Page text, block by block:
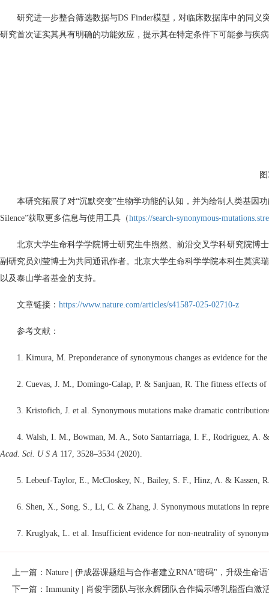
研究进一步整合筛选数据与DS Finder模型，对临床数据库中的同义
研究首次证实其具有明确的功能效应，提示其在特定条件下可能参与疾
图
本研究拓展了对“沉默突变”生物学功能的认知，并为绘制人类基因
Silence”获取更多信息与使用工具（https://search-synonymous-
北京大学生命科学学院博士研究生牛煦然、前沿交叉学科研究院博
副研究员刘莹博士为共同通讯作者。北京大学生命科学学院本科生莫滨
以及泰山学者基金的支持。
文章链接： https://www.nature.com/articles/s41587-025-02710-z
参考文献：
1. Kimura, M. Preponderance of synonymous changes as evidence for
2. Cuevas, J. M., Domingo-Calap, P. & Sanjuan, R. The fitness effects
3. Kristofich, J. et al. Synonymous mutations make dramatic
4. Walsh, I. M., Bowman, M. A., Soto Santarriaga, I. F., Rodriguez, A.
Acad. Sci. U S A 117, 3528–3534 (2020).
5. Lebeuf-Taylor, E., McCloskey, N., Bailey, S. F., Hinz, A. & Kassen,
6. Shen, X., Song, S., Li, C. & Zhang, J. Synonymous mutations in
7. Kruglyak, L. et al. Insufficient evidence for non-neutrality of
上一篇：Nature | 伊成器课题组与合作者建立RNA"暗码"，升级生命
下一篇：Immunity | 肖俊宇团队与张永辉团队合作揭示嗜乳脂蛋白激